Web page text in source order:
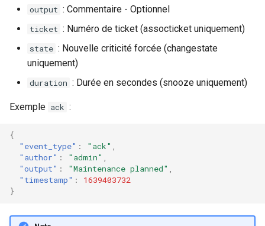
output : Commentaire - Optionnel
ticket : Numéro de ticket (assocticket uniquement)
state : Nouvelle criticité forcée (changestate
uniquement)
duration : Durée en secondes (snooze uniquement)
Exemple ack :
{
"event_type" : "ack" ,
"author" : "admin" ,
"output" : "Maintenance planned" ,
"timestamp" :
1639403732
}